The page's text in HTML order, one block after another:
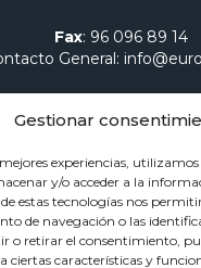
Gestionar
experiencias,
y/o acceder a la
estas tecnologías nos
de navegación o las
o retirar el consentimiento,
ciertas características y
Quiénes somos
Equipos de soldadura
Electrodos para soldadura
Fax: 96 096 89 14
General: